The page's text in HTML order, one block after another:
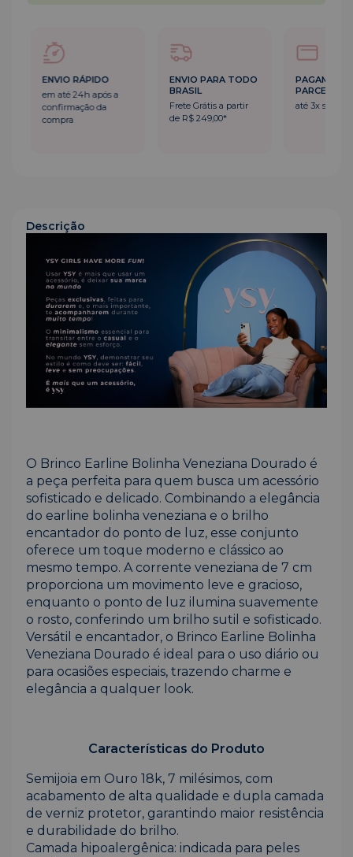
ENVIO RÁPIDO
em até 24h após a
confirmação da
compra
ENVIO PARA TODO
BRASIL
Frete Grátis a partir
de R$ 249,00*
PARCELADO
até 3x sem
Descrição
O Brinco Earline Bolinha Veneziana Dourado é
a peça perfeita para quem busca um acessório
sofisticado e delicado. Combinando a elegância
do earline bolinha veneziana e o brilho
encantador do ponto de luz, esse conjunto
oferece um toque moderno e clássico ao
mesmo tempo. A corrente veneziana de 7 cm
proporciona um movimento leve e gracioso,
enquanto o ponto de luz ilumina suavemente
o rosto, conferindo um brilho sutil e sofisticado.
Versátil e encantador, o Brinco Earline Bolinha
Veneziana Dourado é ideal para o uso diário ou
para ocasiões especiais, trazendo charme e
elegância a qualquer look.
Características do Produto
Semijoia em Ouro 18k, 7 milésimos, com
acabamento de alta qualidade e dupla camada
de verniz protetor, garantindo maior resistência
e durabilidade do brilho.
Camada hipoalergênica: indicada para peles